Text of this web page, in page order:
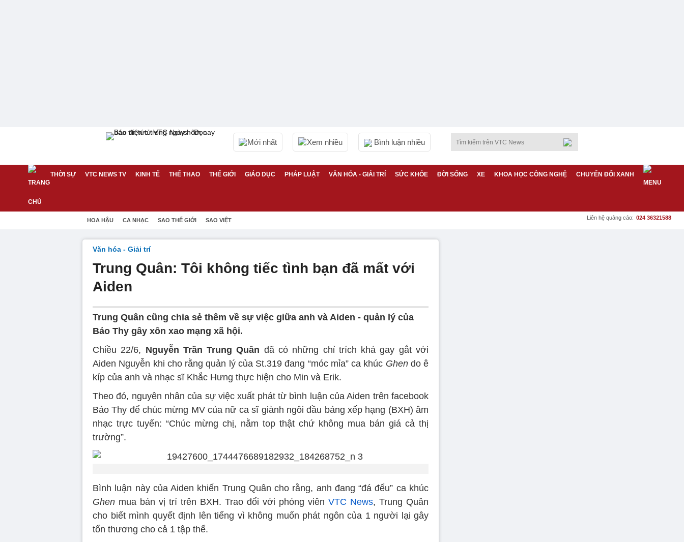
Mới nhất Xem nhiều Bình luận nhiều
THỜI SỰ VTC NEWS TV KINH TẾ THỂ THAO THẾ GIỚI GIÁO DỤC PHÁP LUẬT VĂN HÓA - GIẢI TRÍ SỨC KHỎE ĐỜI SỐNG XE KHOA HỌC CÔNG NGHỆ CHUYỂN ĐỔI XANH
HOA HẬU CA NHẠC SAO THẾ GIỚI SAO VIỆT Liên hệ quảng cáo: 024 36321588
Văn hóa - Giải trí
Trung Quân: Tôi không tiếc tình bạn đã mất với
Aiden
Trung Quân cũng chia sẻ thêm về sự việc giữa anh và Aiden - quản lý của
Bảo Thy gây xôn xao mạng xã hội.
Chiều 22/6, Nguyễn Trần Trung Quân đã có những chỉ trích khá gay gắt với
Aiden Nguyễn khi cho rằng quản lý của St.319 đang “móc mỉa” ca khúc Ghendo ê
kíp của anh và nhạc sĩ Khắc Hưng thực hiện cho Min và Erik.
Theo đó, nguyên nhân của sự việc xuất phát từ bình luận của Aiden trên facebook
Bảo Thy để chúc mừng MV của nữ ca sĩ giành ngôi đầu bảng xếp hạng (BXH) âm
nhạc trực tuyến: “Chúc mừng chị, nằm top thật chứ không mua bán giá cả thị
trường”.
Bình luận này của Aiden khiến Trung Quân cho rằng, anh đang “đá đểu” ca khúc
Ghen mua bán vị trí trên BXH. Trao đổi với phóng viên VTC News, Trung Quân
cho biết mình quyết định lên tiếng vì không muốn phát ngôn của 1 người lại gây
tổn thương cho cả 1 tập thể.